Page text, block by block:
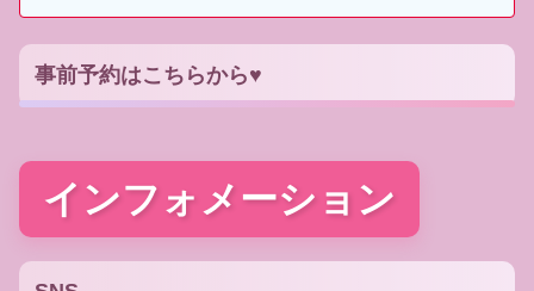
事前予約はこちらから♥
インフォメーション